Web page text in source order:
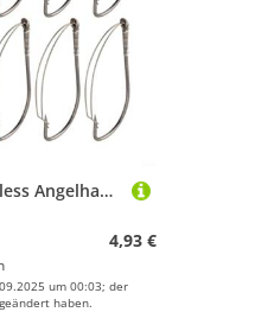
Bebykilemi Weedless Angelhaken für Barsch, Hartstahl, Widerhaken, einzelne Wurmköderhalter, Süßwasser-Angelhaken für Dock (3/0)
4,93 €
um 00:03; der
haben.